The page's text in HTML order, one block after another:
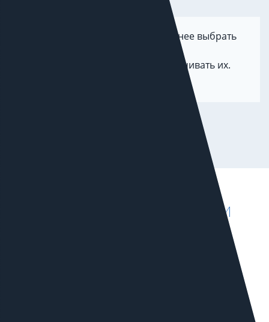
С меньшим бюджетом рациональнее выбрать
или два рекламных канала и прокачивать их.
Рекламные каналы и